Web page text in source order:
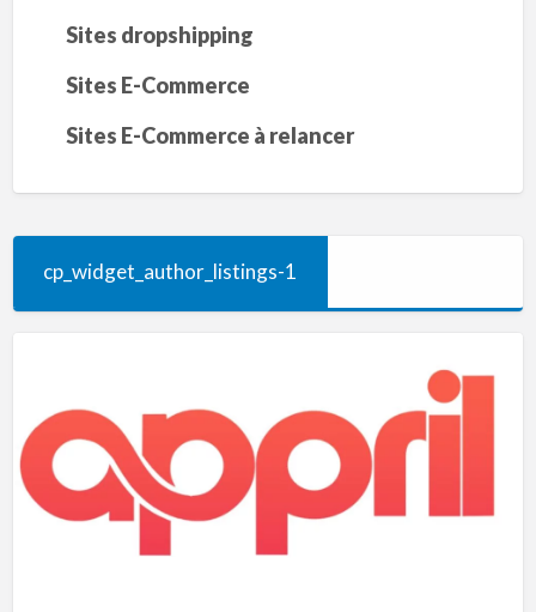
Sites dropshipping
Sites E-Commerce
Sites E-Commerce à relancer
cp_widget_author_listings-1